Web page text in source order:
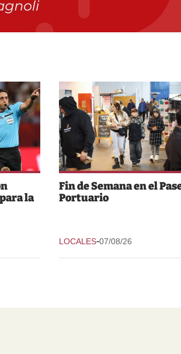
la
Fin de Semana en el
Portuario
LOCALES-07/08/26